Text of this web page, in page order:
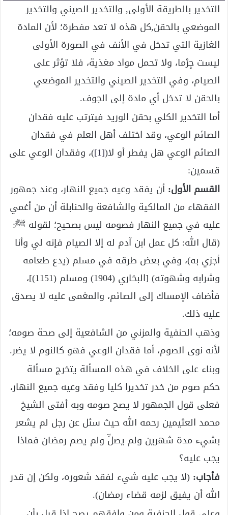
التخدير بالطريقة الأولى, والتخدير الصيني والتخدير
الموضعي بالحقن,كل هذه لا تعد مفطرة؛ لأن المادة
الغازية التي تدخل في الأنف في الصورة الأولى
ليست جِرْما، ولا تحمل مواد مغذية، فلا تؤثر على
الصيام، وفي التخدير الصيني والتخدير الموضعي
بالحقن لا تدخل أي مادة إلى الجوف.
أما التخدير الكلي بحقن الوريد فيترتب عليه فقدان
الصائم الوعي، وقد اختلف أهل العلم في فقدان
الصائم الوعي هل يفطر أو لا([1] )، وفقدان الوعي على
قسمين:
القسم الأول: أن يفقد وعيه جميع النهار، وعند جمهور
الفقهاء من المالكية والشافعة والحنابلة أن من أغمي
عليه في جميع النهار فصومه ليس بصحيح؛ لقوله ﷺ:
(قال الله: كل عمل ابن آدم له إلا الصيام فإنه لي وأنا
أجزي به)، وفي بعض طرقه في مسلم (يدع طعامه
وشرابه وشهوته) [البخاري (1904) ومسلم (1151)]،
فأضاف الإمساك إلى الصائم، والمغمى عليه لا يصدق
عليه ذلك.
وذهب الحنفية والمزني من الشافعية إلى صحة صومه؛
لأنه نوى الصوم، أما فقدان الوعي فهو كالنوم لا يضر.
وبناء على الخلاف في هذه المسألة يتخرج مسألة
حكم صوم من خدر تخديرا كليا وفقد وعيه جميع النهار،
فعلى قول الجمهور لا يصح صومه وبه أفتى الشيخ
محمد العثيمين رحمه الله حيث سئل عن رجل لم يشعر
بشيء مدة شهرين ولم يصلِّ ولم يصم رمضان فماذا
يجب عليه؟
فأجاب: (لا يجب عليه شيء لفقد شعوره، ولكن إن قدر
الله أن يفيق لزمه قضاء رمضان).